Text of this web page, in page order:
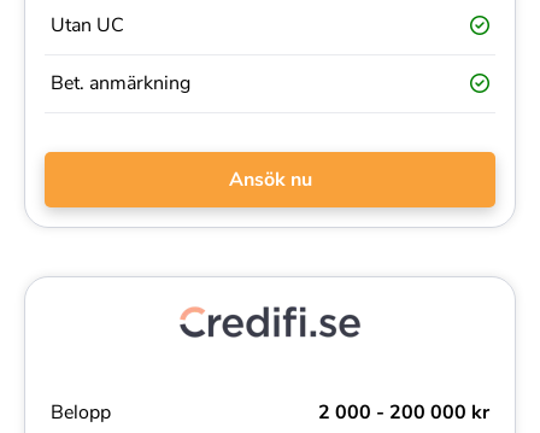
Utan UC
Bet. anmärkning
Ansök nu
Belopp 2 000 - 200 000 kr